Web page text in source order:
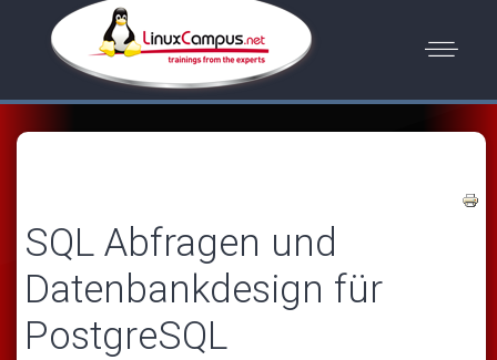
SQL Abfragen und
Datenbankdesign für
PostgreSQL